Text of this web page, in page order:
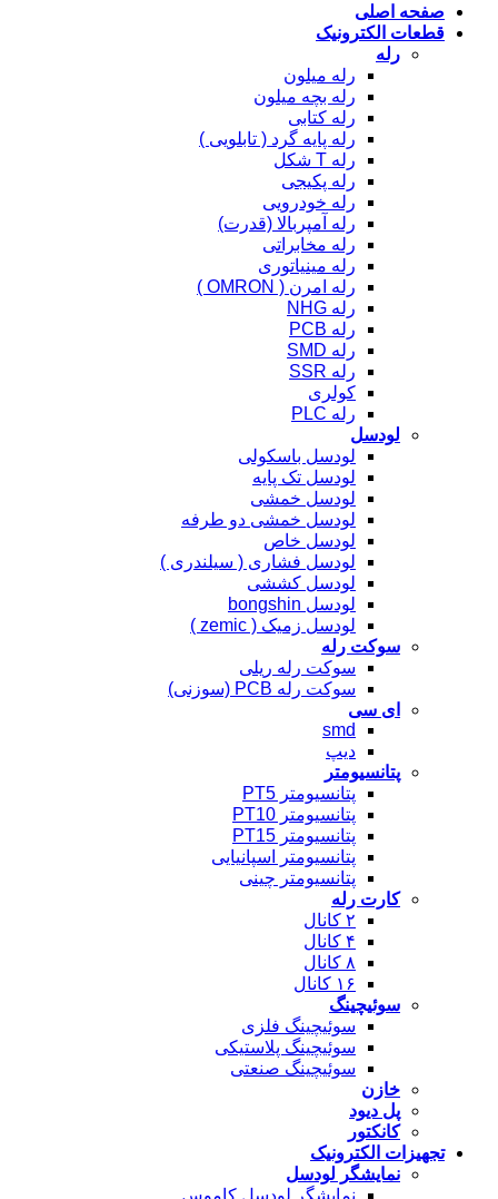
صفحه اصلی
قطعات الکترونیک
رله
رله میلون
رله بچه میلون
رله کتابی
رله پایه گرد ( تابلویی )
رله T شکل
رله پکیجی
رله خودرویی
رله آمپربالا (قدرت)
رله مخابراتی
رله مینیاتوری
رله امرن ( OMRON )
رله NHG
رله PCB
رله SMD
رله SSR
کولری
رله PLC
لودسل
لودسل باسکولی
لودسل تک پایه
لودسل خمشی
لودسل خمشی دو طرفه
لودسل خاص
لودسل فشاری ( سیلندری )
لودسل کششی
لودسل bongshin
لودسل زمیک ( zemic )
سوکت رله
سوکت رله ریلی
سوکت رله PCB (سوزنی)
ای سی
smd
دیپ
پتانسیومتر
پتانسیومتر PT5
پتانسیومتر PT10
پتانسیومتر PT15
پتانسیومتر اسپانیایی
پتانسیومتر چینی
کارت رله
۲ کانال
۴ کانال
۸ کانال
۱۶ کانال
سوئیچینگ
سوئیچینگ فلزی
سوئیچینگ پلاستیکی
سوئیچینگ صنعتی
خازن
پل دیود
کانکتور
تجهیزات الکترونیک
نمایشگر لودسل
نمایشگر لودسل کاموس